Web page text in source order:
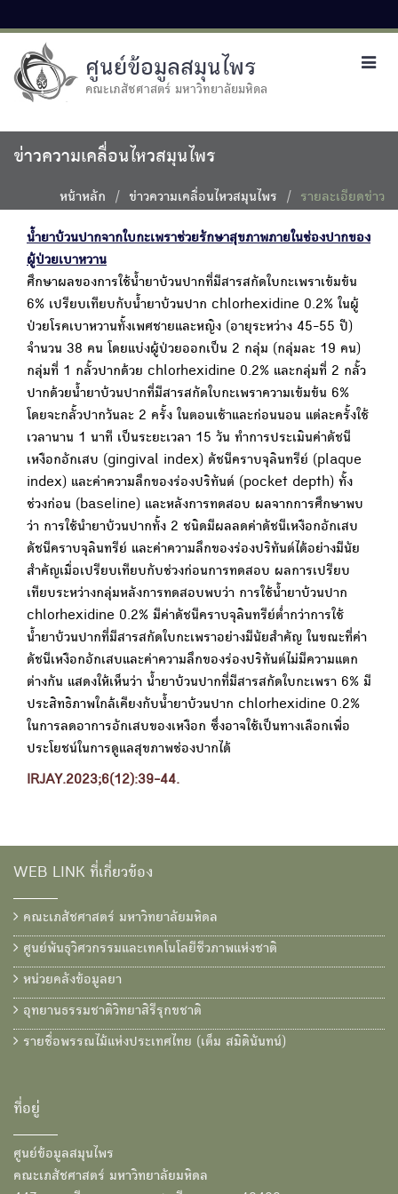
ศูนย์ข้อมูลสมุนไพร
คณะเภสัชศาสตร์ มหาวิทยาลัยมหิดล
ข่าวความเคลื่อนไหวสมุนไพร
หน้าหลัก ข่าวความเคลื่อนไหวสมุนไพร รายละเอียดข่าว
น้ำยาบ้วนปากจากใบกะเพราช่วยรักษาสุขภาพภายในช่องปากของ
ผู้ป่วยเบาหวาน
ศึกษาผลของการใช้น้ำยาบ้วนปากที่มีสารสกัดใบกะเพราเข้มข้น
6% เปรียบเทียบกับน้ำยาบ้วนปาก chlorhexidine 0.2% ในผู้
ป่วยโรคเบาหวานทั้งเพศชายและหญิง (อายุระหว่าง 45-55 ปี)
จำนวน 38 คน โดยแบ่งผู้ป่วยออกเป็น 2 กลุ่ม (กลุ่มละ 19 คน)
กลุ่มที่ 1 กลั้วปากด้วย chlorhexidine 0.2% และกลุ่มที่ 2 กลั้ว
ปากด้วยน้ำยาบ้วนปากที่มีสารสกัดใบกะเพราความเข้มข้น 6%
โดยจะกลั้วปากวันละ 2 ครั้ง ในตอนเช้าและก่อนนอน แต่ละครั้งใช้
เวลานาน 1 นาที เป็นระยะเวลา 15 วัน ทำการประเมินค่าดัชนี
เหงือกอักเสบ (gingival index) ดัชนีคราบจุลินทรีย์ (plaque
index) และค่าความลึกของร่องปริทันต์ (pocket depth) ทั้ง
ช่วงก่อน (baseline) และหลังการทดสอบ ผลจากการศึกษาพบ
ว่า การใช้นำยาบ้วนปากทั้ง 2 ชนิดมีผลลดค่าดัชนีเหงือกอักเสบ
ดัชนีคราบจุลินทรีย์ และค่าความลึกของร่องปริทันต์ได้อย่างมีนัย
สำคัญเมื่อเปรียบเทียบกับช่วงก่อนการทดสอบ ผลการเปรียบ
เทียบระหว่างกลุ่มหลังการทดสอบพบว่า การใช้น้ำยาบ้วนปาก
chlorhexidine 0.2% มีค่าดัชนีคราบจุลินทรีย์ต่ำกว่าการใช้
น้ำยาบ้วนปากที่มีสารสกัดใบกะเพราอย่างมีนัยสำคัญ ในขณะที่ค่า
ดัชนีเหงือกอักเสบและค่าความลึกของร่องปริทันต์ไม่มีความแตก
ต่างกัน แสดงให้เห็นว่า น้ำยาบ้วนปากที่มีสารสกัดใบกะเพรา 6% มี
ประสิทธิภาพใกล้เคียงกับน้ำยาบ้วนปาก chlorhexidine 0.2%
ในการลดอาการอักเสบของเหงือก ซึ่งอาจใช้เป็นทางเลือกเพื่อ
ประโยชน์ในการดูแลสุขภาพช่องปากได้
IRJAY.2023;6(12):39-44.
WEB LINK ที่เกี่ยวข้อง
คณะเภสัชศาสตร์ มหาวิทยาลัยมหิดล
ศูนย์พันธุวิศวกรรมและเทคโนโลยีชีวภาพแห่งชาติ
หน่วยคลังข้อมูลยา
อุทยานธรรมชาติวิทยาสิรีรุกขชาติ
รายชื่อพรรณไม้แห่งประเทศไทย (เต็ม สมิตินันทน์)
ที่อยู่
ศูนย์ข้อมูลสมุนไพร
คณะเภสัชศาสตร์ มหาวิทยาลัยมหิดล